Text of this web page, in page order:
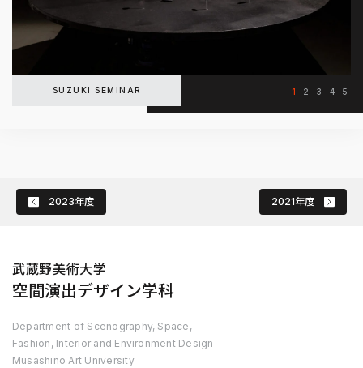
1 2 3 4 5
SUZUKI SEMINAR
2021年度
2023年度
武蔵野美術大学
空間演出デザイン学科
Department of Scenography, Space,
Fashion, Interior and Environment Design
Musashino Art University